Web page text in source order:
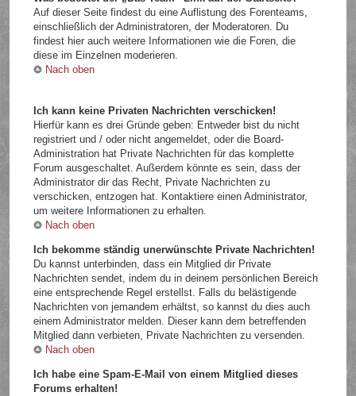
Auf dieser Seite findest du eine Auflistung des Forenteams,
einschließlich der Administratoren, der Moderatoren. Du
findest hier auch weitere Informationen wie die Foren, die
diese im Einzelnen moderieren.
Nach oben
Ich kann keine Privaten Nachrichten verschicken!
Hierfür kann es drei Gründe geben: Entweder bist du nicht
registriert und / oder nicht angemeldet, oder die Board-
Administration hat Private Nachrichten für das komplette
Forum ausgeschaltet. Außerdem könnte es sein, dass der
Administrator dir das Recht, Private Nachrichten zu
verschicken, entzogen hat. Kontaktiere einen Administrator,
um weitere Informationen zu erhalten.
Nach oben
Ich bekomme ständig unerwünschte Private Nachrichten!
Du kannst unterbinden, dass ein Mitglied dir Private
Nachrichten sendet, indem du in deinem persönlichen Bereich
eine entsprechende Regel erstellst. Falls du belästigende
Nachrichten von jemandem erhältst, so kannst du dies auch
einem Administrator melden. Dieser kann dem betreffenden
Mitglied dann verbieten, Private Nachrichten zu versenden.
Nach oben
Ich habe eine Spam-E-Mail von einem Mitglied dieses
Forums erhalten!